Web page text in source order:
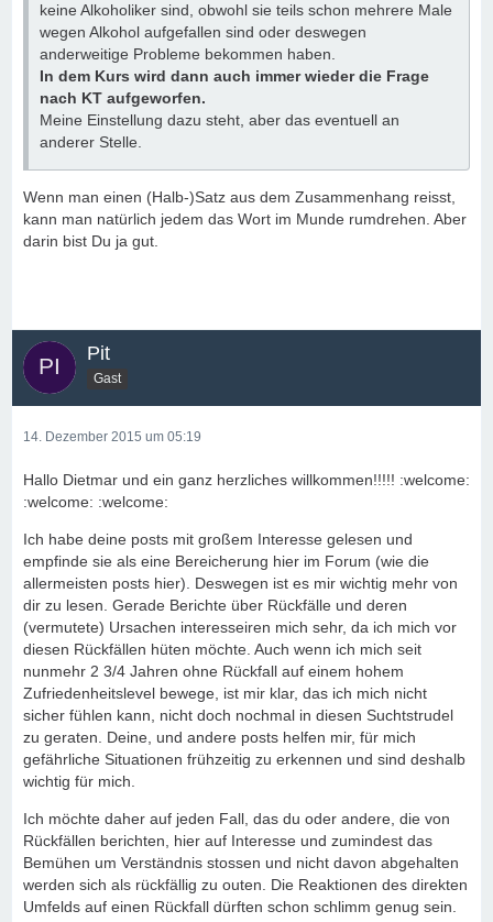
keine Alkoholiker sind, obwohl sie teils schon mehrere Male
wegen Alkohol aufgefallen sind oder deswegen
anderweitige Probleme bekommen haben.
In dem Kurs wird dann auch immer wieder die Frage
nach KT aufgeworfen.
Meine Einstellung dazu steht, aber das eventuell an
anderer Stelle.
Wenn man einen (Halb-)Satz aus dem Zusammenhang reisst,
kann man natürlich jedem das Wort im Munde rumdrehen. Aber
darin bist Du ja gut.
Pit
Gast
14. Dezember 2015 um 05:19
Hallo Dietmar und ein ganz herzliches willkommen!!!!! :welcome:
:welcome: :welcome:
Ich habe deine posts mit großem Interesse gelesen und
empfinde sie als eine Bereicherung hier im Forum (wie die
allermeisten posts hier). Deswegen ist es mir wichtig mehr von
dir zu lesen. Gerade Berichte über Rückfälle und deren
(vermutete) Ursachen interesseiren mich sehr, da ich mich vor
diesen Rückfällen hüten möchte. Auch wenn ich mich seit
nunmehr 2 3/4 Jahren ohne Rückfall auf einem hohem
Zufriedenheitslevel bewege, ist mir klar, das ich mich nicht
sicher fühlen kann, nicht doch nochmal in diesen Suchtstrudel
zu geraten. Deine, und andere posts helfen mir, für mich
gefährliche Situationen frühzeitig zu erkennen und sind deshalb
wichtig für mich.
Ich möchte daher auf jeden Fall, das du oder andere, die von
Rückfällen berichten, hier auf Interesse und zumindest das
Bemühen um Verständnis stossen und nicht davon abgehalten
werden sich als rückfällig zu outen. Die Reaktionen des direkten
Umfelds auf einen Rückfall dürften schon schlimm genug sein.